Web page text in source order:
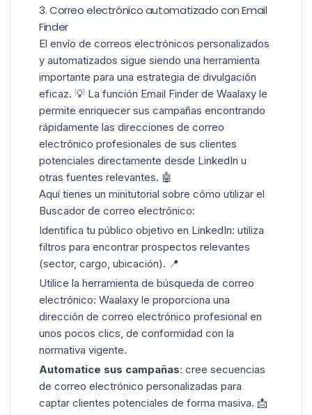
3. Correo electrónico automatizado con Email
Finder
El envío de correos electrónicos personalizados
y automatizados sigue siendo una herramienta
importante para una estrategia de divulgación
eficaz. 💡 La función Email Finder de Waalaxy le
permite enriquecer sus campañas encontrando
rápidamente las direcciones de correo
electrónico profesionales de sus clientes
potenciales directamente desde LinkedIn u
otras fuentes relevantes. 🤖
Aquí tienes un minitutorial sobre cómo utilizar el
Buscador de correo electrónico:
Identifica tu público objetivo en LinkedIn: utiliza
filtros para encontrar prospectos relevantes
(sector, cargo, ubicación). 📍
Utilice la herramienta de búsqueda de correo
electrónico: Waalaxy le proporciona una
dirección de correo electrónico profesional en
unos pocos clics, de conformidad con la
normativa vigente.
Automatice sus campañas: cree secuencias
de correo electrónico personalizadas para
captar clientes potenciales de forma masiva. 📩